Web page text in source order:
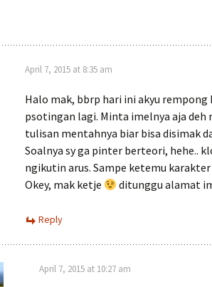
April 7, 2015 at 8:35 am
Halo mak, bbrp hari ini akyu
psotingan lagi. Minta imelnya aja deh
tulisan mentahnya biar bisa disimak
Soalnya sy ga pinter berteori, hehe..
ngikutin arus. Sampe ketemu
Okey, mak ketje
ditunggu alamat
Reply
April 7, 2015 at 10:27 am